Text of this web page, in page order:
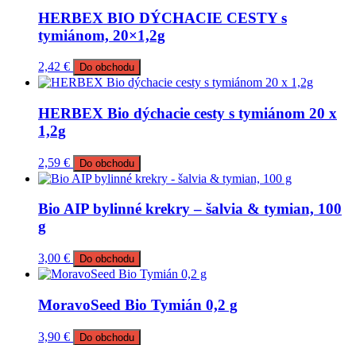
HERBEX BIO DÝCHACIE CESTY s
tymiánom, 20×1,2g
2,42 € Do obchodu
HERBEX Bio dýchacie cesty s tymiánom 20 x
1,2g
2,59 € Do obchodu
Bio AIP bylinné krekry – šalvia & tymian, 100
g
3,00 € Do obchodu
MoravoSeed Bio Tymián 0,2 g
3,90 € Do obchodu